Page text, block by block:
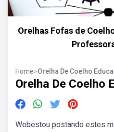
Orelhas Fofas de
Home>Orelha De Coelho
Orelha De Coelho
Webestou postando estes